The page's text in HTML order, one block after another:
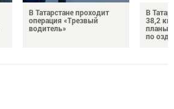
В Татарстане проходит
операция «Трезвый
водитель»
В
38,2 км
планы
по